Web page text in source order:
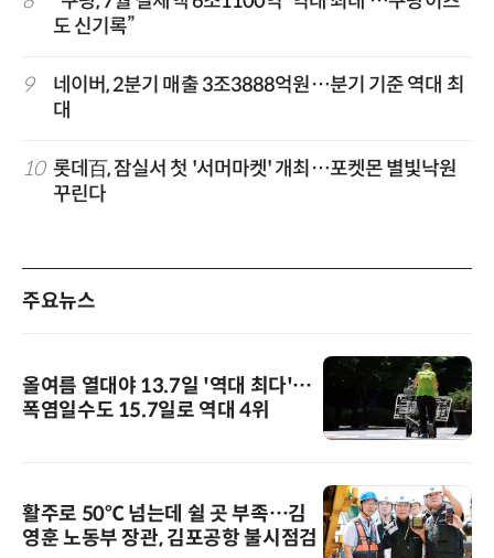
도 신기록”
9
네이버, 2분기 매출 3조3888억원…분기 기준 역대 최
대
10 롯데百, 잠실서 첫 '서머마켓' 개최…포켓몬 별빛낙원
꾸린다
주요뉴스
올여름 열대야 13.7일 '역대 최다'…
폭염일수도 15.7일로 역대 4위
활주로 50℃ 넘는데 쉴 곳 부족…김
영훈 노동부 장관, 김포공항 불시점검